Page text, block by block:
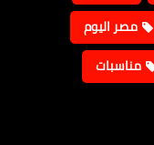
مصر اليوم
مناسبات